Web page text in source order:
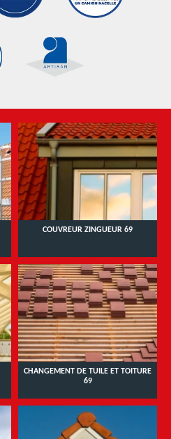
COUVREUR ZINGUEUR 69
CHANGEMENT DE TUILE ET TOITURE
69